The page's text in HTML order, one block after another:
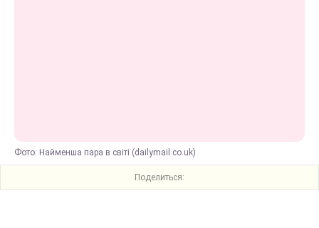
Фото: Найменша пара в світі (dailymail.co.uk)
Поделиться: